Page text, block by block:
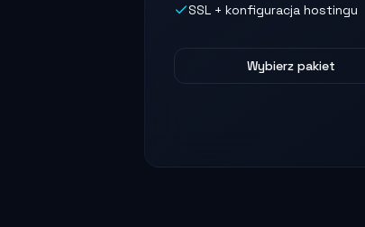
SSL + konfiguracja hostingu
Wybierz pakiet